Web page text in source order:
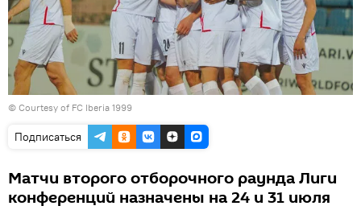
© Courtesy of FC Iberia 1999
Подписаться
Матчи второго отборочного раунда Лиги
конференций назначены на 24 и 31 июля